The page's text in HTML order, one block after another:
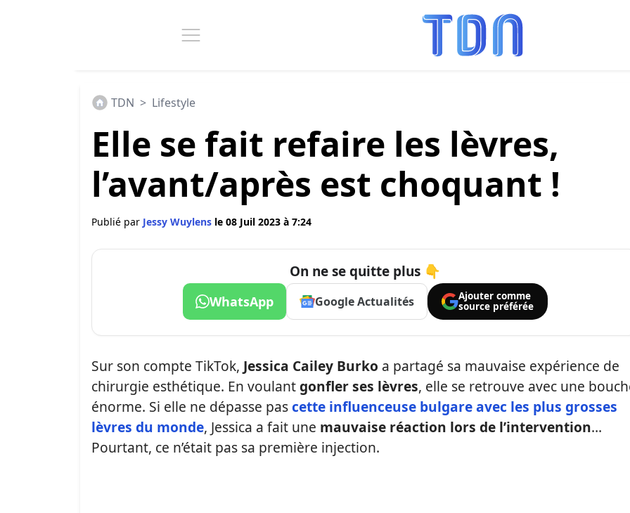
TDN > Lifestyle
Elle se fait refaire les lèvres,
l’avant/après est choquant !
Publié par Jessy Wuylens le 08 Juil 2023 à 7:24
On ne se quitte plus 👇
WhatsApp Google Actualités
Ajouter comme
source préférée
Sur son compte TikTok, Jessica Cailey Burko a partagé sa mauvaise expérience de
chirurgie esthétique. En voulantgonfler ses lèvres, elle se retrouve avec une
énorme. Si elle ne dépasse pascette influenceuse bulgare avec les plus grosses
lèvres du monde, Jessica a fait une mauvaise réaction lors de l’intervention…
Pourtant, ce n’était pas sa première injection.